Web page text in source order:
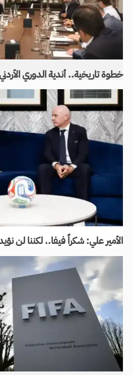
خطوة تاريخية.. أندية الدوري
الأمير علي: شكراً فيفا.. لكننا لن نؤيد